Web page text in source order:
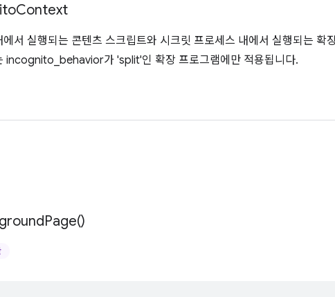
Context
에서 실행되는 콘텐츠 스크립트와 시크릿 프로세스 내에서 실행되는 확
incognito_behavior가 'split'인 확장 프로그램에만 적용됩니다.
Page()